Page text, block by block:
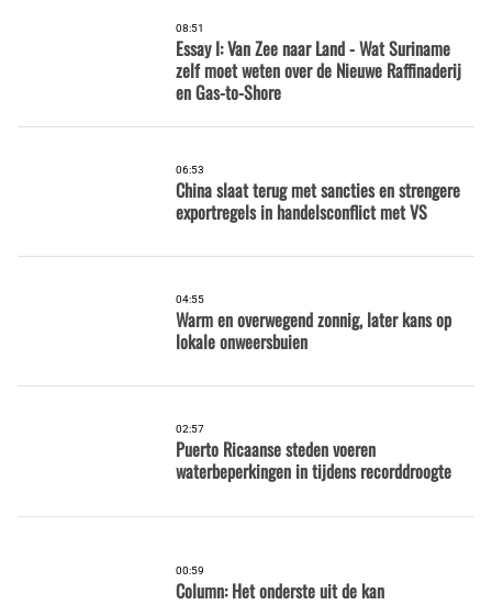
08:51
Essay I: Van Zee naar Land - Wat Suriname
zelf moet weten over de Nieuwe Raffinaderij
en Gas-to-Shore
06:53
China slaat terug met sancties en strengere
exportregels in handelsconflict met VS
04:55
Warm en overwegend zonnig, later kans op
lokale onweersbuien
02:57
Puerto Ricaanse steden voeren
waterbeperkingen in tijdens recorddroogte
00:59
Column: Het onderste uit de kan